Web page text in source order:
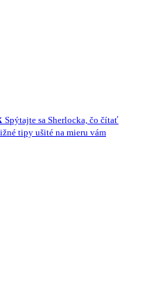
Spýtajte sa Sherlocka, čo čítať
tipy ušité na mieru vám